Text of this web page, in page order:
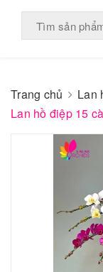
Trang chủ
Lan
Lan hồ điệp 15